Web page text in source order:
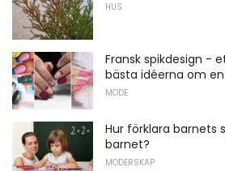
HUS
Fransk spikdesign -
bästa idéerna om
MODE
Hur förklara
barnet?
MODERSKAP